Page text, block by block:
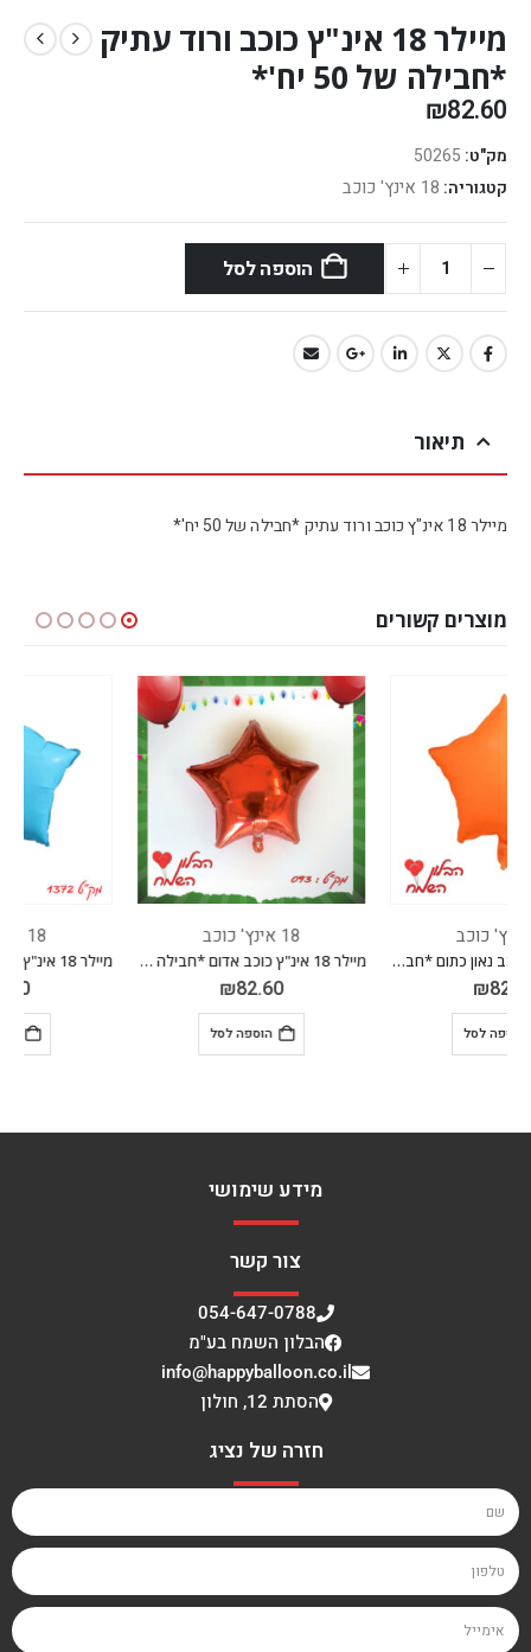
מיילר 18 אינ"ץ כוכב ורוד עתיק
*חבילה של 50 יח'*
₪82.60
מק"ט: 50265
קטגוריה: 18 אינץ' כוכב
הוספה לסל
תיאור
מיילר 18 אינ"ץ כוכב ורוד עתיק *חבילה של 50 יח'*
מוצרים קשורים
מיילר 18 אינ"ץ כוכב אדום *חבילה של 50 יח'* מיילר 18 אינ"ץ כוכב נאון תכלת *חבילה של 50 יח'*
מידע שימושי
צור קשר
054-647-0788
הבלון השמח בע"מ
info@happyballoon.co.il
הסתת 12, חולון
חזרה של נציג